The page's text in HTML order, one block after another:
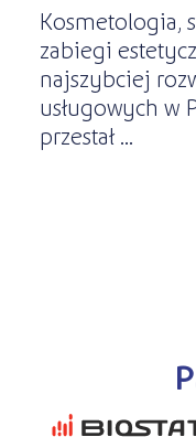
Kosmetologia,
zabiegi
najszybciej
usługowych w
przestał ...